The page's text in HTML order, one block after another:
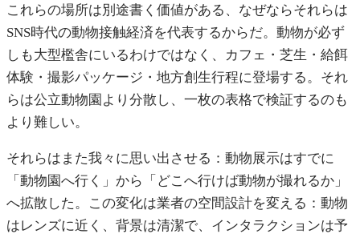
これらの場所は別途書く価値がある、なぜならそれらは
SNS時代の動物接触経済を代表するからだ。動物が必ず
しも大型檻舎にいるわけではなく、カフェ・芝生・給餌
体験・撮影パッケージ・地方創生行程に登場する。それ
らは公立動物園より分散し、一枚の表格で検証するのも
より難しい。
それらはまた我々に思い出させる：動物展示はすでに
「動物園へ行く」から「どこへ行けば動物が撮れるか」
へ拡散した。この変化は業者の空間設計を変える：動物
はレンズに近く、背景は清潔で、インタラクションは予